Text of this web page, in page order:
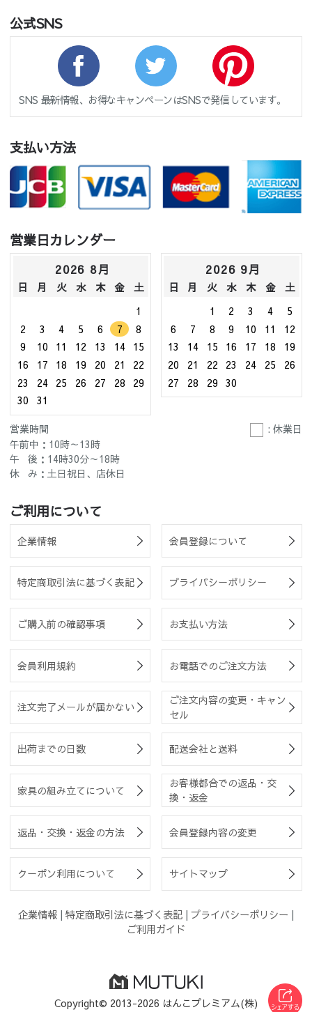
公式SNS
SNS 最新情報、お得なキャンペーンはSNSで発信しています。
支払い方法
営業日カレンダー
2026 8月
日 月 火 水 木 金
土
1
2
3 4 5 6 7
8
9
10 11 12 13 14
15
16
17 18 19 20 21
22
23
24 25 26 27 28
29
30
31
2026 9月
日 月 火 水 木 金
土
1
2 3 4
5
6
7 8 9 10 11
12
13
14 15 16 17 18
19
20
21 22 23 24 25
26
27
28 29 30
営業時間
: 休業日
午前中：10時～13時
午 後：14時30分～18時
休 み：土日祝日、店休日
ご利用について
企業情報 会員登録について
特定商取引法に基づく表記 プライバシーポリシー
ご購入前の確認事項 お支払い方法
会員利用規約 お電話でのご注文方法
注文完了メールが届かない
ご注文内容の変更・キャン
セル
出荷までの日数 配送会社と送料
家具の組み立てについて
お客様都合での返品・交
換・返金
返品・交換・返金の方法 会員登録内容の変更
クーポン利用について サイトマップ
企業情報 | 特定商取引法に基づく表記 | プライバシーポリシー |
ご利用ガイド
Copyright© 2013-2026 はんこプレミアム(株)